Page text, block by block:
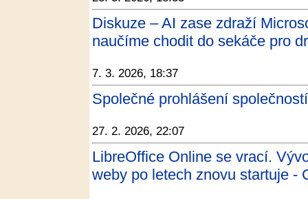
Diskuze – AI zase zdraží
naučíme chodit do sekáče pro
7. 3. 2026, 18:37
Společné prohlášení
27. 2. 2026, 22:07
LibreOffice Online se vrací.
weby po letech znovu startuje -